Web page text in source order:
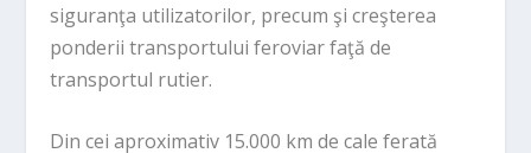
siguranţa utilizatorilor, precum şi creşterea
ponderii transportului feroviar faţă de
transportul rutier.
Din cei aproximativ 15.000 km de cale ferată